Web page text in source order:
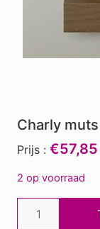
Charly
Prijs : €57,85
2 op voorraad
Charly